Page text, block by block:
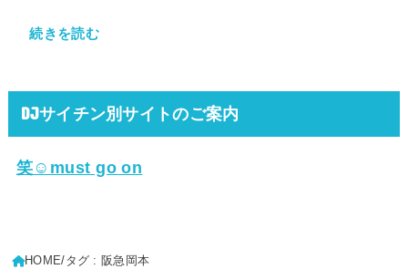
続きを読む
DJサイチン別サイトのご案内
笑☺must go on
HOME タグ : 阪急岡本